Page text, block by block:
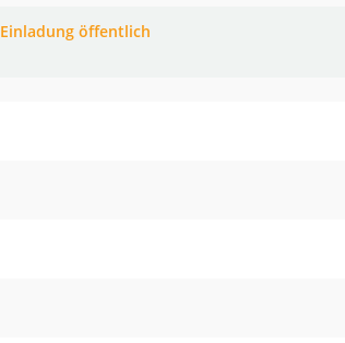
Einladung öffentlich